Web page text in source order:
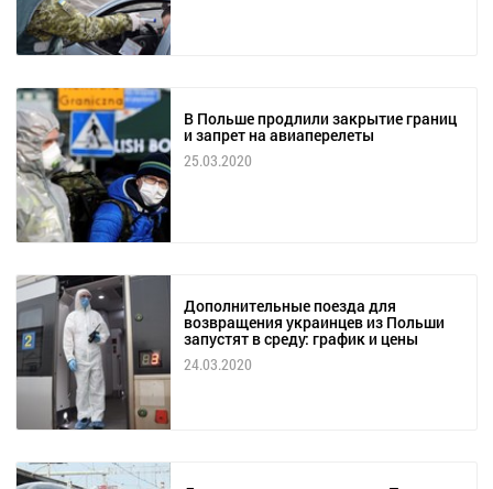
В Польше продлили закрытие границ
и запрет на авиаперелеты
25.03.2020
Дополнительные поезда для
возвращения украинцев из Польши
запустят в среду: график и цены
24.03.2020